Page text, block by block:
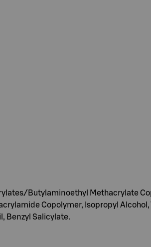
Butylaminoethyl Methacrylate
Copolymer, Isopropyl
Benzyl Salicylate.